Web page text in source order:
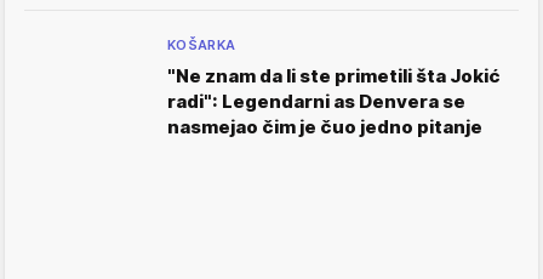
KOŠARKA
"Ne znam da li ste primetili šta Jokić
radi": Legendarni as Denvera se
nasmejao čim je čuo jedno pitanje